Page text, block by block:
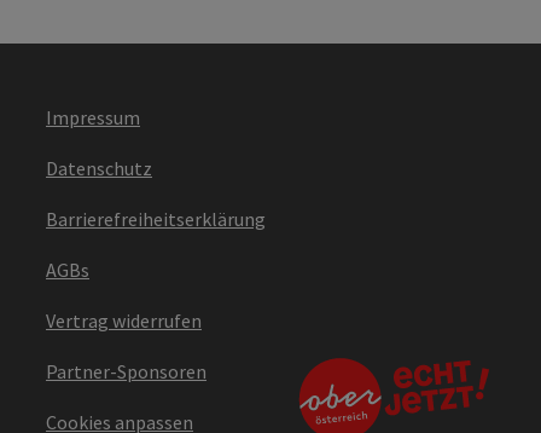
Impressum
Datenschutz
Barrierefreiheitserklärung
AGBs
Vertrag widerrufen
Partner-Sponsoren
Cookies anpassen